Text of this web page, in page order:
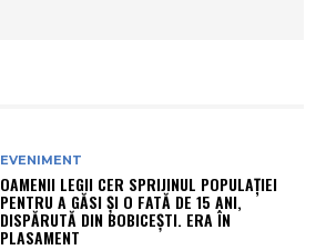
EVENIMENT
OAMENII LEGII CER SPRIJINUL POPULAȚIEI
PENTRU A GĂSI ȘI O FATĂ DE 15 ANI,
DISPĂRUTĂ DIN BOBICEȘTI. ERA ÎN
PLASAMENT